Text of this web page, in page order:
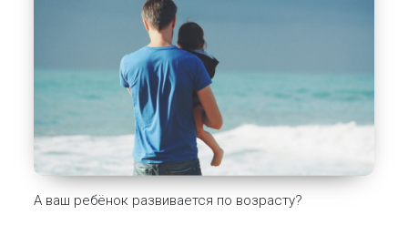
А ваш ребёнок развивается по возрасту?